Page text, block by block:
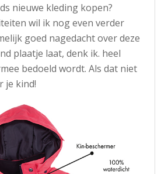
nieuwe kleding kopen?
wil ik nog even verder
goed nagedacht over deze
plaatje laat, denk ik. heel
bedoeld wordt. Als dat niet
je kind!